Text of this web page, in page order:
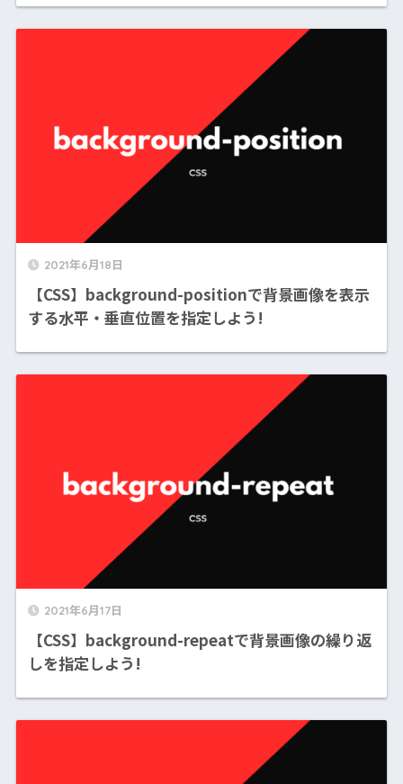
2021年6月18日
【CSS】background-positionで背景画像を表示
する水平・垂直位置を指定しよう!
2021年6月17日
【CSS】background-repeatで背景画像の繰り返
しを指定しよう!